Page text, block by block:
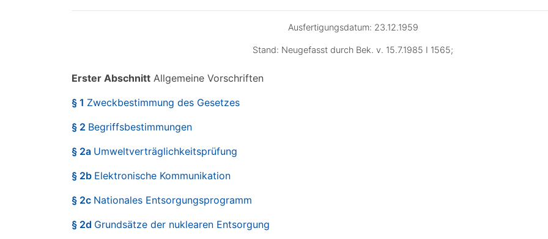
Ausfertigungsdatum: 23.12.1959
Stand: Neugefasst durch Bek. v. 15.7.1985 I 1565;
Erster Abschnitt Allgemeine Vorschriften
§ 1 Zweckbestimmung des Gesetzes
§ 2 Begriffsbestimmungen
§ 2a Umweltverträglichkeitsprüfung
§ 2b Elektronische Kommunikation
§ 2c Nationales Entsorgungsprogramm
§ 2d Grundsätze der nuklearen Entsorgung